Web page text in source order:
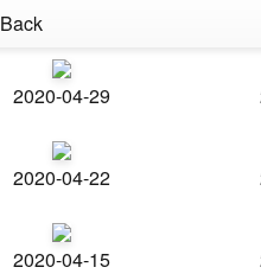
Back
2020-04-29
2020-04-22
2020-04-15